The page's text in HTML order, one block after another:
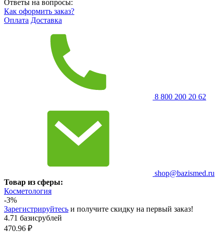
Ответы на вопросы:
Как оформить заказ?
Оплата Доставка
8 800 200 20 62
shop@bazismed.ru
Товар из сферы:
Косметология
-3%
Зарегистрируйтесь и получите скидку на первый заказ!
4.71 базисрублей
470.96 ₽